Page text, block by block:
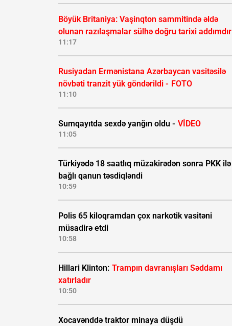
Böyük Britaniya: Vaşinqton sammitində əldə
olunan razılaşmalar sülhə doğru tarixi addımdır
11:17
Rusiyadan Ermənistana Azərbaycan vasitəsilə
növbəti tranzit yük göndərildi - FOTO
11:10
Sumqayıtda sexdə yanğın oldu - VİDEO
11:05
Türkiyədə 18 saatlıq müzakirədən sonra PKK ilə
bağlı qanun təsdiqləndi
10:59
Polis 65 kiloqramdan çox narkotik vasitəni
müsadirə etdi
10:58
Hillari Klinton: Trampın davranışları Səddamı
xatırladır
10:50
Xocavənddə traktor minaya düşdü